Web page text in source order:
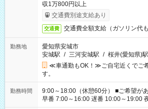
収1万800円以上
交通費別途支給あり
交通費 交通費全額支給（ガソリン代も
勤務地
愛知県安城市
安城駅 / 三河安城駅 / 桜井(愛知県)駅
≪車通勤もOK！≫ご自宅近くでご
す。
勤務時間
9:00～18:00（休憩60分） ■ご希望があれば下記シフトもOK！
早番 7:00～16:00 遅番 10:00～19:00 夜勤
と休みを合わせたい」 「余裕を持っ